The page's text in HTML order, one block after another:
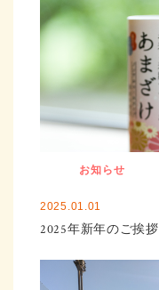
お知らせ
2025.01.01
2025年新年のご挨拶